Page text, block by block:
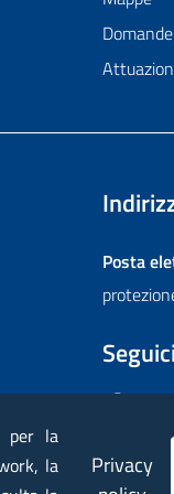
Posta
per la
la
Privacy